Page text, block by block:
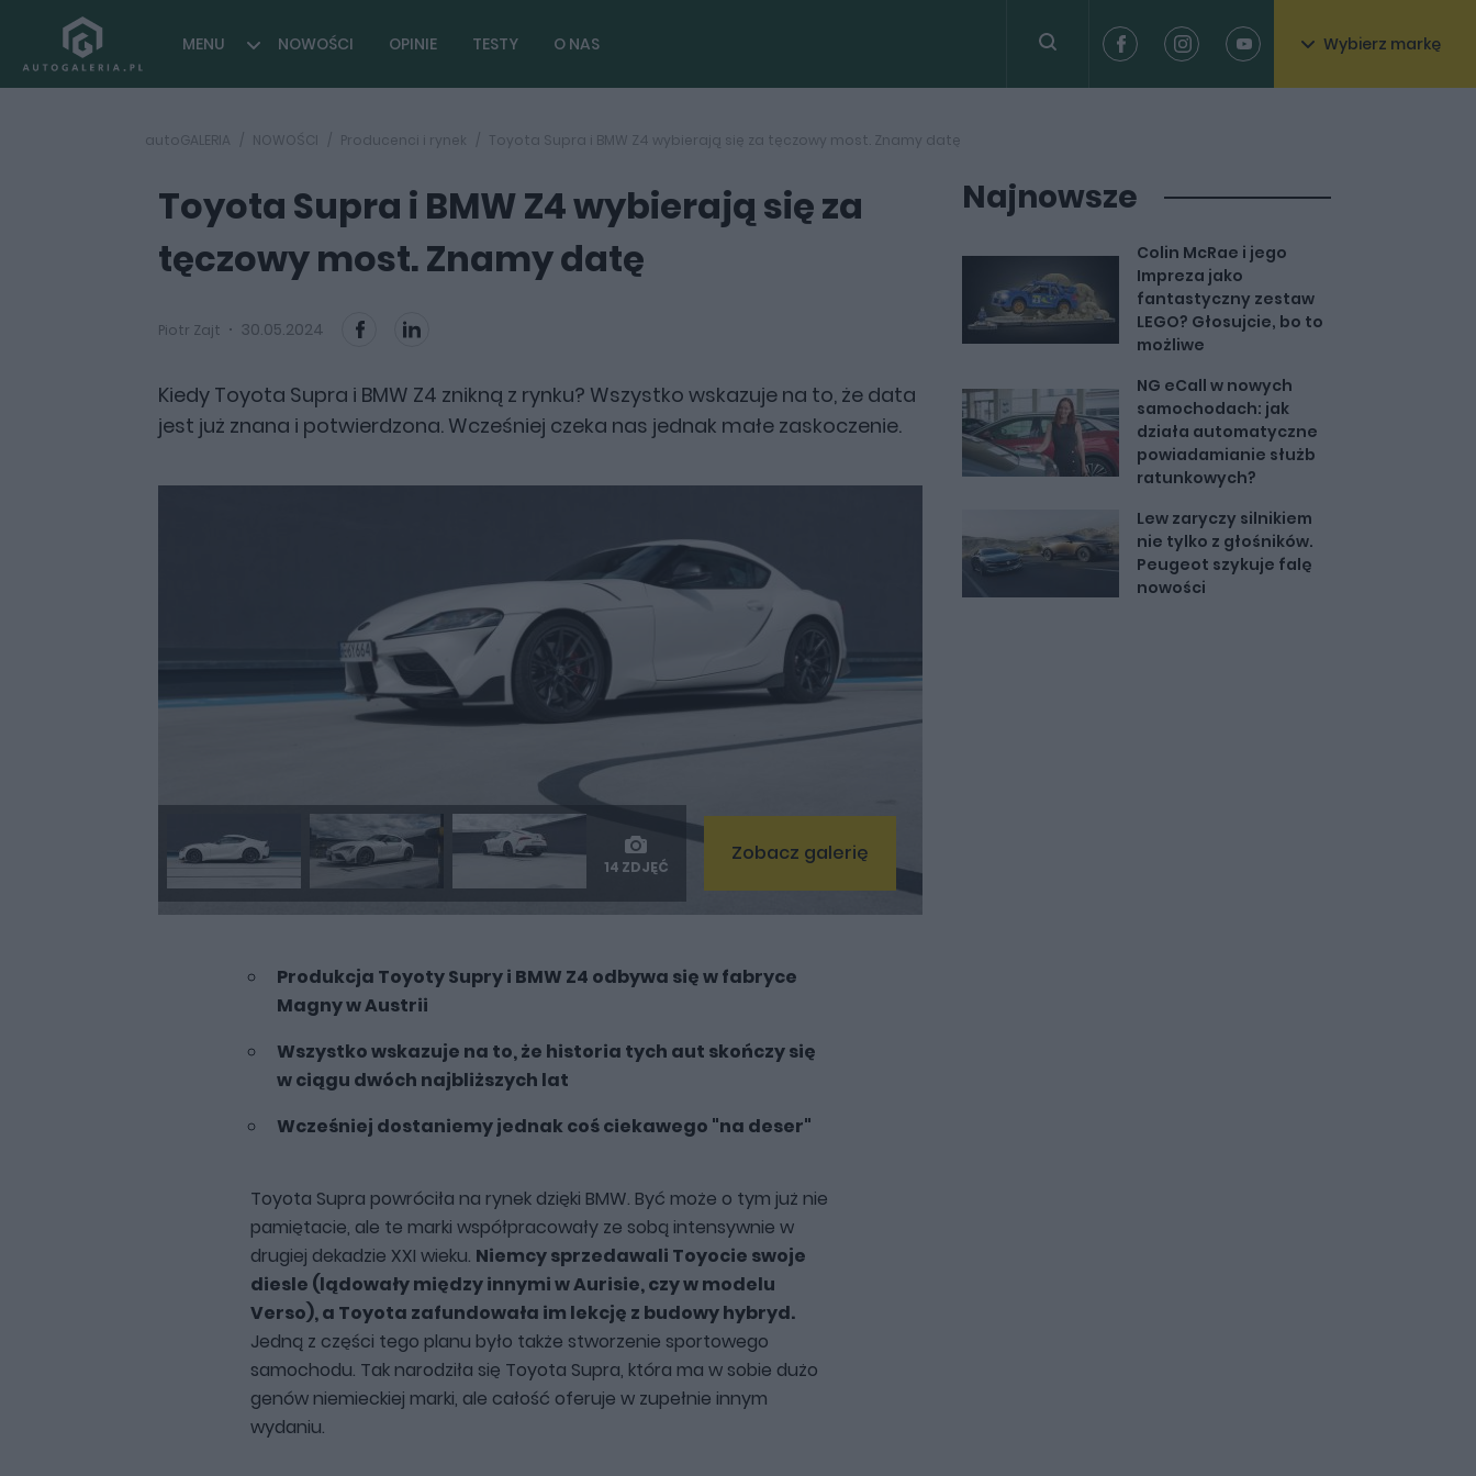
MENU NOWOŚCI OPINIE TESTY O NAS Wybierz markę
autoGALERIA NOWOŚCI Producenci i rynek Toyota Supra i BMW Z4 wybierają się za tęczowy most. Znamy datę
Toyota Supra i BMW Z4 wybierają się za
tęczowy most. Znamy datę
Piotr Zajt 30.05.2024
Kiedy Toyota Supra i BMW Z4 znikną z rynku? Wszystko wskazuje na to, że data
jest już znana i potwierdzona. Wcześniej czeka nas jednak małe zaskoczenie.
14 ZDJĘĆ
Zobacz galerię
Produkcja Toyoty Supry i BMW Z4 odbywa się w fabryce
Magny w Austrii
Wszystko wskazuje na to, że historia tych aut skończy się
w ciągu dwóch najbliższych lat
Wcześniej dostaniemy jednak coś ciekawego "na deser"
Toyota Supra powróciła na rynek dzięki BMW. Być może o tym już nie
pamiętacie, ale te marki współpracowały ze sobą intensywnie w
drugiej dekadzie XXI wieku. Niemcy sprzedawali Toyocie swoje
diesle (lądowały między innymi w Aurisie, czy w modelu
Verso), a Toyota zafundowała im lekcję z budowy hybryd.
Jedną z części tego planu było także stworzenie sportowego
samochodu. Tak narodziła się Toyota Supra, która ma w sobie dużo
genów niemieckiej marki, ale całość oferuje w zupełnie innym
wydaniu.
Najnowsze
Colin McRae i jego
Impreza jako
fantastyczny zestaw
LEGO? Głosujcie, bo to
możliwe
NG eCall w nowych
samochodach: jak
działa automatyczne
powiadamianie służb
ratunkowych?
Lew zaryczy silnikiem
nie tylko z głośników.
Peugeot szykuje falę
nowości